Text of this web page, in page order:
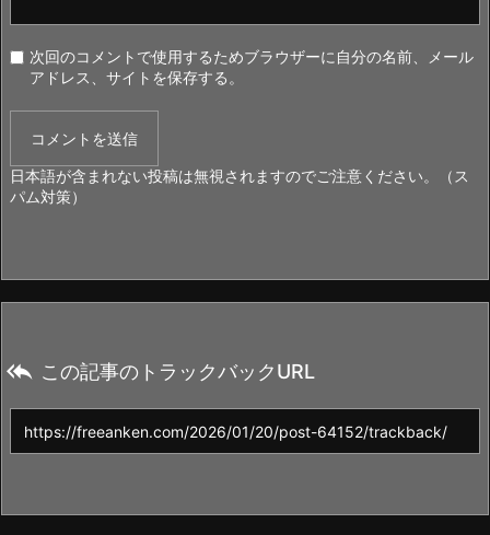
次回のコメントで使用するためブラウザーに自分の名前、メール
アドレス、サイトを保存する。
日本語が含まれない投稿は無視されますのでご注意ください。（ス
パム対策）
 この記事のトラックバックURL